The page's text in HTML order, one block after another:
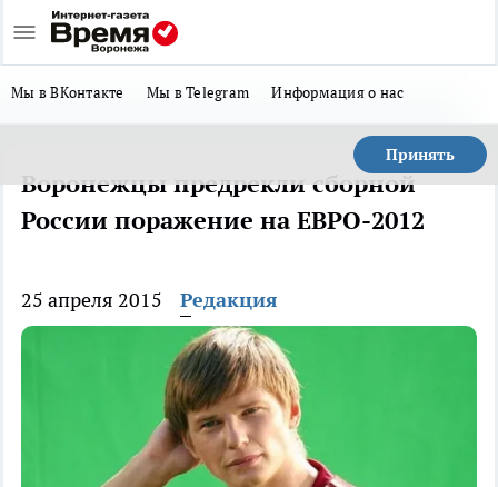
Мы в ВКонтакте Мы в Telegram Информация о нас
Принять
Воронежцы предрекли сборной
России поражение на ЕВРО-2012
25 апреля 2015 Редакция